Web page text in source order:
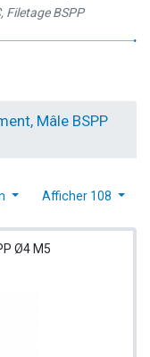
Filetage BSPP
Mâle BSPP
Afficher 108
Ø4 M5